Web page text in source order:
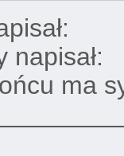
napisał:
ma